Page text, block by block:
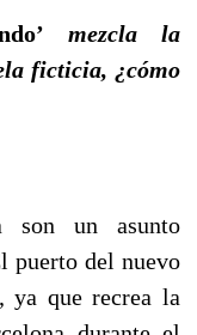
mezcla la
ficticia, ¿cómo
son un asunto
puerto del nuevo
ya que recrea la